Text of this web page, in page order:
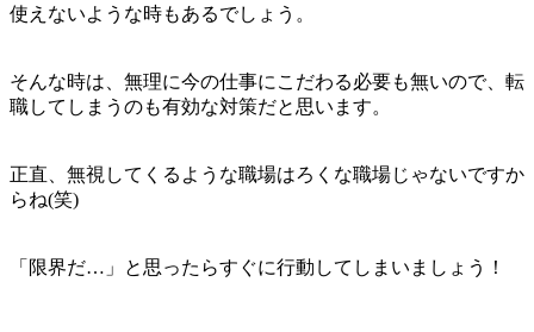
使えないような時もあるでしょう。
そんな時は、無理に今の仕事にこだわる必要も無いので、転
職してしまうのも有効な対策だと思います。
正直、無視してくるような職場はろくな職場じゃないですか
らね(笑)
「限界だ…」と思ったらすぐに行動してしまいましょう！